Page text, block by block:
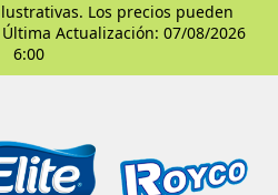
Los precios pueden
Actualización: 07/08/2026
6:00